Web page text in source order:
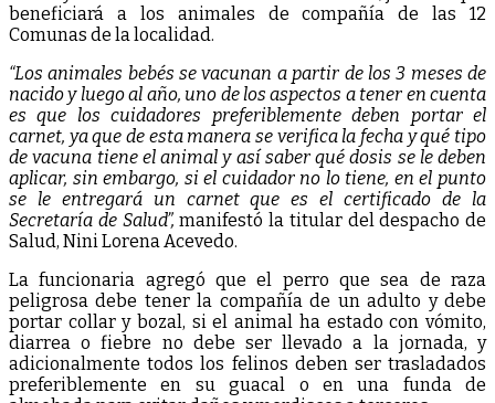
beneficiará a los animales de compañía de las 12
Comunas de la localidad.
“Los animales bebés se vacunan a partir de los 3 meses de
nacido y luego al año, uno de los aspectos a tener en cuenta
es que los cuidadores preferiblemente deben portar el
carnet, ya que de esta manera se verifica la fecha y qué tipo
de vacuna tiene el animal y así saber qué dosis se le deben
aplicar, sin embargo, si el cuidador no lo tiene, en el punto
se le entregará un carnet que es el certificado de la
Secretaría de Salud”, manifestó la titular del despacho de
Salud, Nini Lorena Acevedo.
La funcionaria agregó que el perro que sea de raza
peligrosa debe tener la compañía de un adulto y debe
portar collar y bozal, si el animal ha estado con vómito,
diarrea o fiebre no debe ser llevado a la jornada, y
adicionalmente todos los felinos deben ser trasladados
preferiblemente en su guacal o en una funda de